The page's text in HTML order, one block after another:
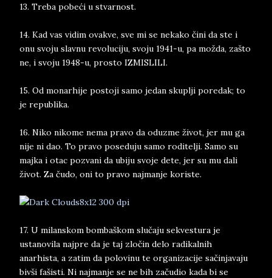
13. Treba pobeći u stvarnost.
14. Kad vas vidim ovakve, sve mi se nekako čini da ste i
onu svoju slavnu revoluciju, svoju 1941-u, pa možda, zašto
ne, i svoju 1948-u, prosto IZMISLILI.
15. Od monarhije postoji samo jedan skuplji poredak; to
je republika.
16. Niko nikome nema pravo da oduzme život, jer mu ga
nije ni dao. To pravo poseduju samo roditelji. Samo su
majka i otac pozvani da ubiju svoje dete, jer su mu dali
život. Za čudo, oni to pravo najmanje koriste.
17. U milanskom bombaškom slučaju sekvestura je
ustanovila najpre da je taj zločin delo radikalnih
anarhista, a zatim da polovinu te organizacije sačinjavaju
bivši fašisti. Ni najmanje se ne bih začudio kada bi se